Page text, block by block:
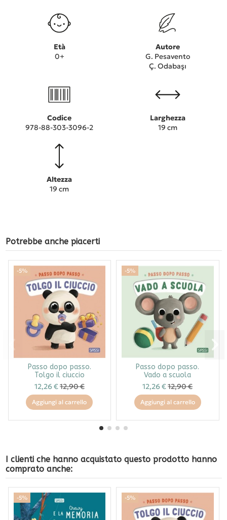
Età
0+
Autore
G. Pesavento
Ç. Odabaşı
Codice
978-88-303-3096-2
Larghezza
19 cm
Altezza
19 cm
Potrebbe anche piacerti
-5%
Passo dopo passo.
Tolgo il ciuccio
12,26 €12,90 €
Aggiungi al carrello
-5%
Passo dopo passo.
Vado a scuola
12,26 €12,90 €
Aggiungi al carrello
I clienti che hanno acquistato questo prodotto hanno
comprato anche:
-5% -5%